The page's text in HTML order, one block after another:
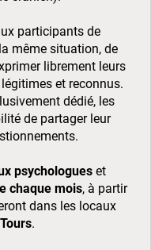
participants de
même situation, de
librement leurs
et reconnus.
dédié, les
de partager leur
psychologues et
chaque mois, à partir
dans les locaux
.